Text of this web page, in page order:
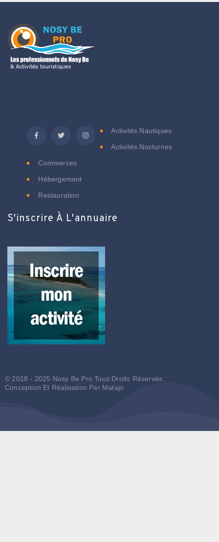
Activités Nautiques
Activités Nocturnes
Commerces
Hébergement
Restauration
S'inscrire À L'annuaire
© 2018 - 2025 Nosy Be Pro Tous Droits Réservés.
Conception Et Réalisation Par Matajo